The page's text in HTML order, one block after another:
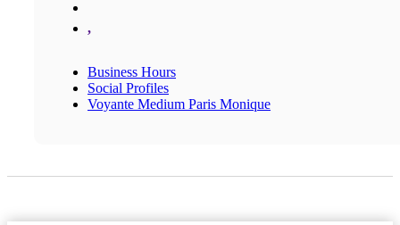
,
Business Hours
Social Profiles
Voyante Medium Paris Monique